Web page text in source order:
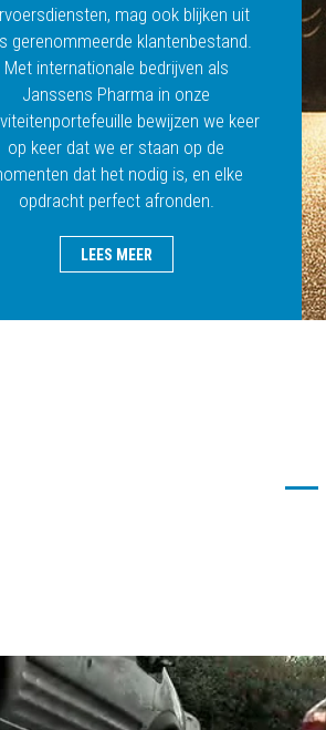
mag ook blijken uit
gerenommeerde klantenbestand.
Met internationale bedrijven als
Janssens Pharma in onze
bewijzen we keer
op keer dat we er staan op de
dat het nodig is, en elke
opdracht perfect afronden.
LEES MEER